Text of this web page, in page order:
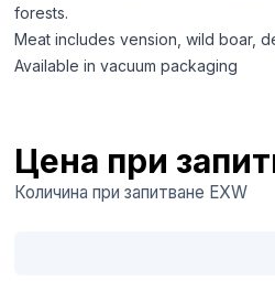
forests.
Meat includes vension, wild boar,
Available in vacuum packaging
Цена при
Количина при запитване EXW